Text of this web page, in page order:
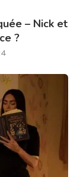
– Nick et
?